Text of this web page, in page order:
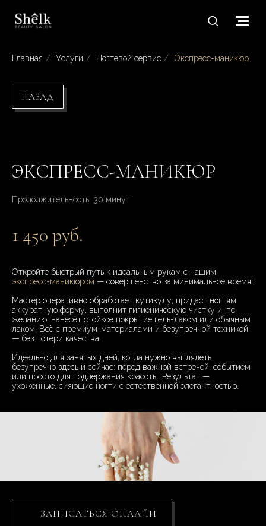
Главная / Услуги / Ногтевой сервис / Экспресс-маникюр
НАЗАД
ЭКСПРЕСС-МАНИКЮР
Продолжительность: 30 минут
1 450 руб.
Откройте быстрый путь к идеальным рукам с нашим
экспресс-маникюром — совершенство за минимальное время!
Мастер оперативно обработает кутикулу, придаст ногтям
аккуратную форму, выполнит гигиеническую чистку и, по
желанию, нанесёт стойкое покрытие гель-лаком или обычным
лаком. Всё с премиум-материалами и безупречной техникой
— без потери качества.
Идеально для занятых дней, когда нужно выглядеть
безупречно здесь и сейчас: перед важной встречей, событием
или просто для поддержания красоты. Результат —
ухоженные, сияющие ногти с естественной элегантностью.
ЗАПИСАТЬСЯ ОНЛАЙН